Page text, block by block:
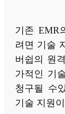
기존 EMR
려면 기술
버쉽의 원
가적인 기
청구될 수
기술 지원